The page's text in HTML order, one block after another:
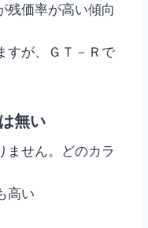
残価率が高い傾向
すが、ＧＴ－Ｒで
無い
ません。どのカラ
高い